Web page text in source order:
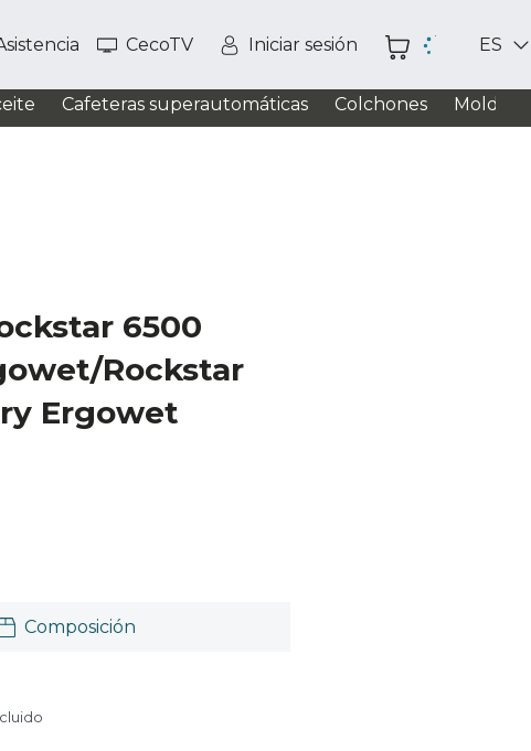
CecoTV Iniciar sesión ES
Cafeteras superautomáticas Colchones
6500
Rockstar
Ergowet
Composición